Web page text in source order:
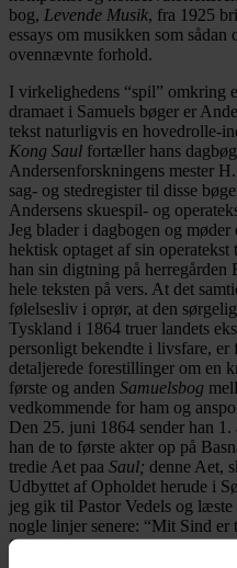
bog, Levende Musik, fra 1925
essays om musikken som
ovennævnte forhold.
I virkelighedens “spil” omkring
dramaet i Samuels bøger er
tekst naturligvis en hovedrolle-
Kong Saul fortæller hans
Andersenforskningens mester
sag- og stedregister til disse
Andersens skuespil- og
Jeg blader i dagbogen og
hektisk optaget af sin operatekst
han sin digtning på
hele teksten på vers. At det
følelsesliv i oprør, at den
Tyskland i 1864 truer landets
personligt bekendte i livsfare,
detaljerede forestillinger om en
første og anden Samuelsbog
vedkommende for ham og
Den 25. juni 1864 sender han
han de to første akter op på
tredie Aet paa Saul; denne Aet,
Udbyttet af Opholdet herude i
jeg gik til Pastor Vedels og
nogle linjer senere: “Mit Sind
Stemning til ret at udtale Sauls